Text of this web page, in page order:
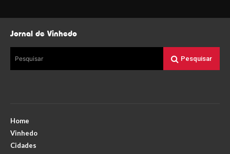
Jornal de Vinhedo
Pesquisar Pesquisar
Home
Vinhedo
Cidades